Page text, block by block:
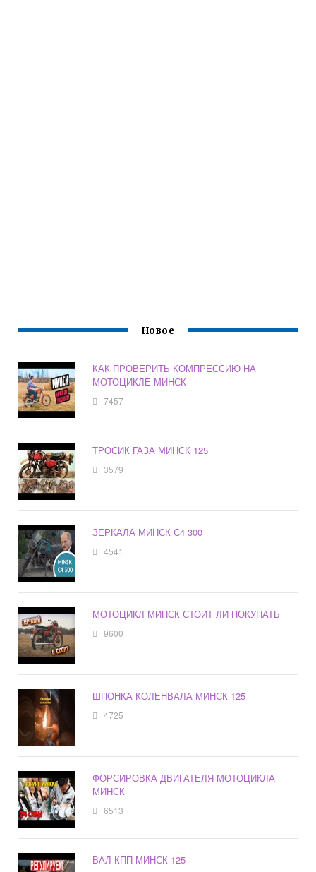
Новое
КАК ПРОВЕРИТЬ КОМПРЕССИЮ НА
МОТОЦИКЛЕ МИНСК
7457
ТРОСИК ГАЗА МИНСК 125
3579
ЗЕРКАЛА МИНСК С4 300
4541
МОТОЦИКЛ МИНСК СТОИТ ЛИ ПОКУПАТЬ
9600
ШПОНКА КОЛЕНВАЛА МИНСК 125
4725
ФОРСИРОВКА ДВИГАТЕЛЯ МОТОЦИКЛА
МИНСК
6513
ВАЛ КПП МИНСК 125